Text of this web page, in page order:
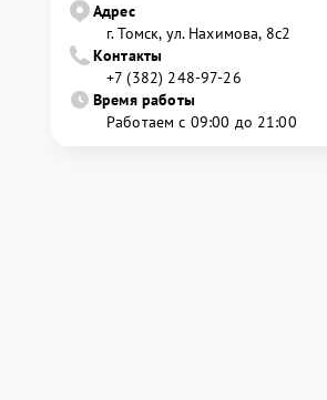
Адрес
г. Томск, ул. Нахимова, 8с2
Контакты
+7 (382) 248-97-26
Время работы
Работаем с 09:00 до 21:00